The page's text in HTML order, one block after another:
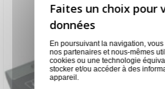
En poursuivant la navigation,
nos partenaires et nous-mêmes
cookies ou une technologie
stocker et/ou accéder à des
appareil.